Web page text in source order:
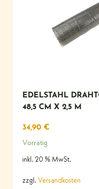
EDELSTAHL
48,5 CM X 2,5 M
34,90 €
Vorrätig
inkl. 20 % MwSt.
zzgl. Versandkosten